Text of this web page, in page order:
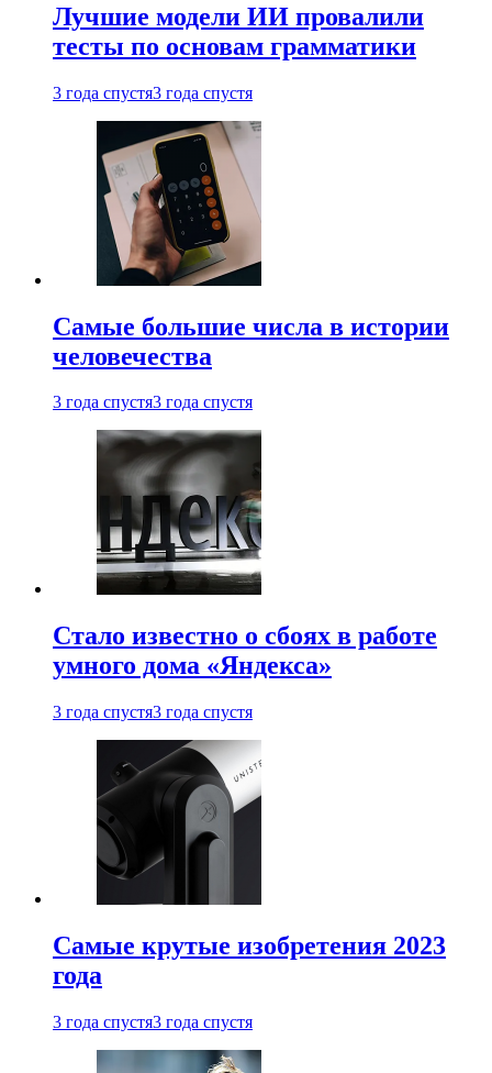
Лучшие модели ИИ провалили
тесты по основам грамматики
3 года спустя3 года спустя
Самые большие числа в истории
человечества
3 года спустя3 года спустя
Стало известно о сбоях в работе
умного дома «Яндекса»
3 года спустя3 года спустя
Самые крутые изобретения 2023
года
3 года спустя3 года спустя